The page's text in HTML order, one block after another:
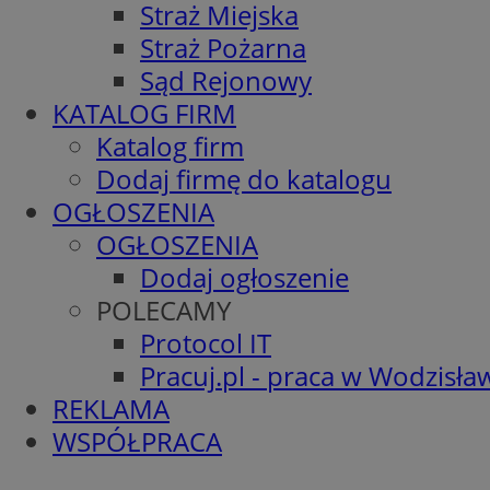
Straż Miejska
Straż Pożarna
Sąd Rejonowy
KATALOG FIRM
Katalog firm
Dodaj firmę do katalogu
OGŁOSZENIA
OGŁOSZENIA
Dodaj ogłoszenie
POLECAMY
Protocol IT
Pracuj.pl - praca w
REKLAMA
WSPÓŁPRACA